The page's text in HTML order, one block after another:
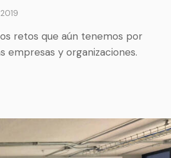
retos que aún tenemos por
y organizaciones.